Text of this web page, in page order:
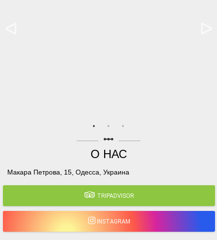
linear_scale
О НАС
Макара Петрова, 15, Одесса, Украина
TRIPADVISOR
INSTAGRAM